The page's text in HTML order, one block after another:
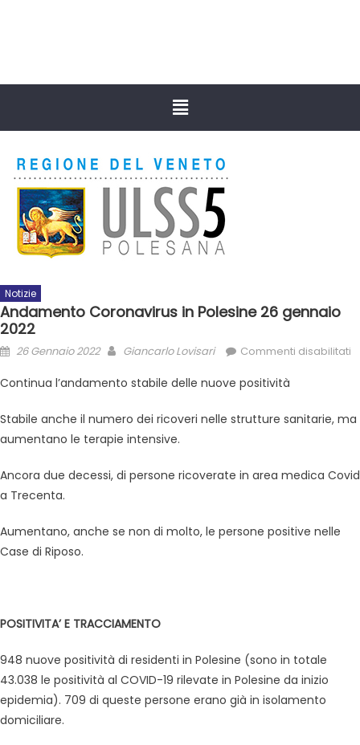
Notizie
Andamento Coronavirus in Polesine 26 gennaio
2022
26 Gennaio 2022 Giancarlo Lovisari Commenti disabilitati
Continua l’andamento stabile delle nuove positività
Stabile anche il numero dei ricoveri nelle strutture sanitarie, ma
aumentano le terapie intensive.
Ancora due decessi, di persone ricoverate in area medica Covid
a Trecenta.
Aumentano, anche se non di molto, le persone positive nelle
Case di Riposo.
POSITIVITA’ E TRACCIAMENTO
948 nuove positività di residenti in Polesine (sono in totale
43.038 le positività al COVID-19 rilevate in Polesine da inizio
epidemia). 709 di queste persone erano già in isolamento
domiciliare.